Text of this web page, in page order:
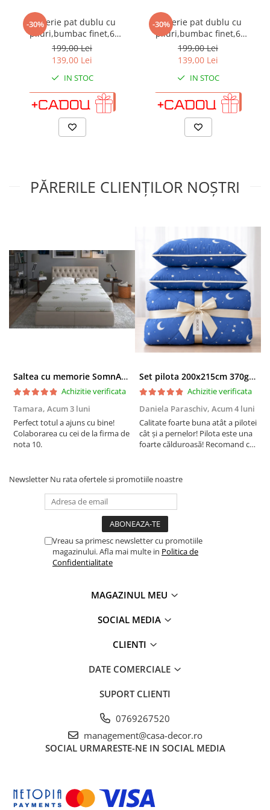
-30%
Lenjerie pat dublu cu
pliuri,bumbac finet,6
piese,crem-A123
199,00 Lei
139,00 Lei
IN STOC
ADAUGA IN COS
-30%
Lenjerie pat dublu cu
pliuri,bumbac finet,6
piese,visinie-A117
199,00 Lei
139,00 Lei
IN STOC
ADAUGA IN COS
PĂRERILE CLIENȚILOR NOȘTRI
Saltea cu memorie SomnART XXL Memory Plus 160x190, înălțime 25cm, pentru persoane supraponderale, husă Aloe Vera detașabilă, rulată, fermitate mare
Achizitie verificata
Tamara, Acum 3 luni
Perfect totul a ajuns cu bine!
Colaborarea cu cei de la firma de
nota 10.
Set pilota 200x215cm 370g cu 2 perne 50x70,albastru- PLT36
Achizitie verificata
Daniela Paraschiv, Acum 4 luni
Calitate foarte buna atât a pilotei
cât și a pernelor! Pilota este una
foarte călduroasă! Recomand cu
Newsletter Nu rata ofertele si promotiile noastre
Vreau sa primesc newsletter cu promotiile
magazinului. Afla mai multe in Politica de
Confidentialitate
MAGAZINUL MEU
SOCIAL MEDIA
CLIENTI
DATE COMERCIALE
SUPORT CLIENTI
0769267520
management@casa-decor.ro
SOCIAL URMARESTE-NE IN SOCIAL MEDIA